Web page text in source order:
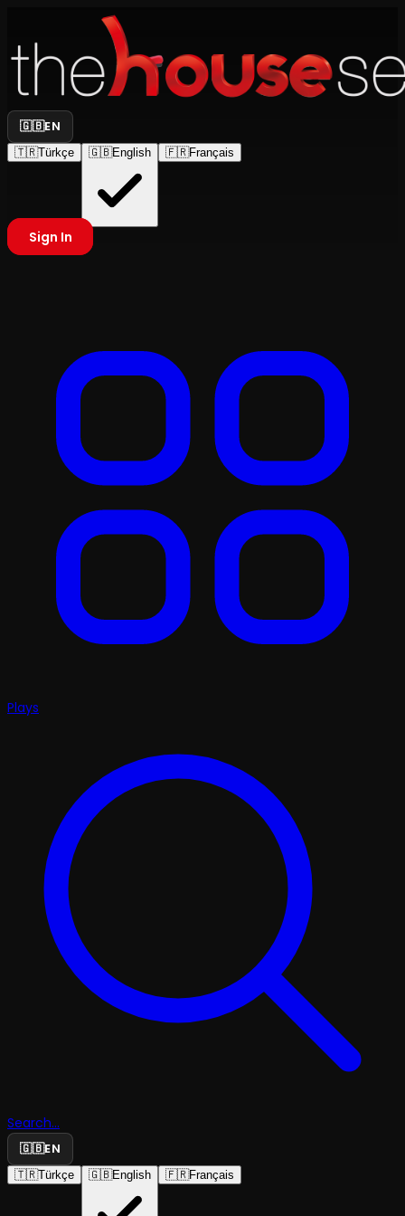
🇬🇧EN
🇹🇷Türkçe 🇬🇧English 🇫🇷Français
Sign In
Plays
Search...
🇬🇧EN
🇹🇷Türkçe 🇬🇧English 🇫🇷Français